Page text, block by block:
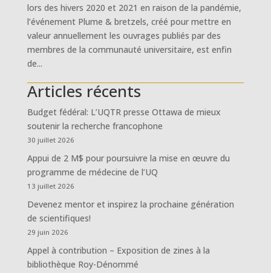
lors des hivers 2020 et 2021 en raison de la pandémie,
l’événement Plume & bretzels, créé pour mettre en
valeur annuellement les ouvrages publiés par des
membres de la communauté universitaire, est enfin
de...
Articles récents
Budget fédéral: L’UQTR presse Ottawa de mieux
soutenir la recherche francophone
30 juillet 2026
Appui de 2 M$ pour poursuivre la mise en œuvre du
programme de médecine de l’UQ
13 juillet 2026
Devenez mentor et inspirez la prochaine génération
de scientifiques!
29 juin 2026
Appel à contribution – Exposition de zines à la
bibliothèque Roy-Dénommé